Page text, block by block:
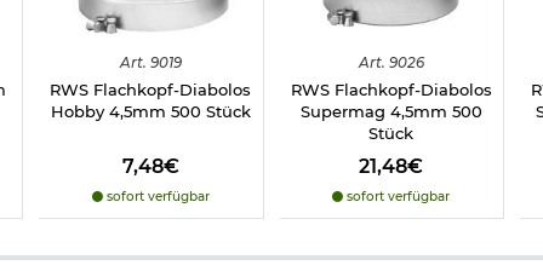
Umgang mit Druckluft-, Federdruckwaffen und CO2-Waffen
Art. 9019
RWS Flachkopf-Diabolos
Hobby 4,5mm 500 Stück
7,48€
sofort verfügbar
Art. 9026
RWS Flachkopf-Diabolos
Supermag 4,5mm 500
Stück
21,48€
sofort verfügbar